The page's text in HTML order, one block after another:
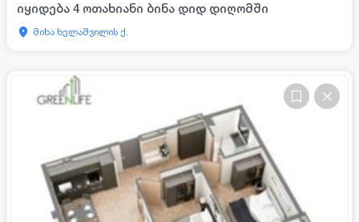
იყიდება 4 ოთახიანი ბინა დიდ დიღომში
მიხა ხელაშვილის ქ.